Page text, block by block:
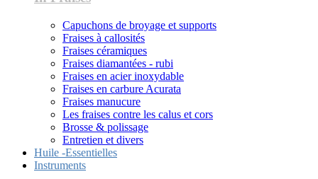
Capuchons de broyage et supports
Fraises à callosités
Fraises céramiques
Fraises diamantées - rubi
Fraises en acier inoxydable
Fraises en carbure Acurata
Fraises manucure
Les fraises contre les calus et cors
Brosse & polissage
Entretien et divers
Huile -Essentielles
Instruments